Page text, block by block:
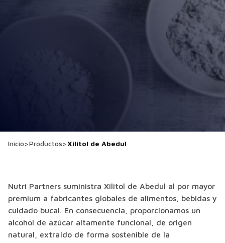
Inicio>Productos>Xilitol de Abedul
Nutri Partners suministra Xilitol de Abedul al por mayor
premium a fabricantes globales de alimentos, bebidas y
cuidado bucal. En consecuencia, proporcionamos un
alcohol de azúcar altamente funcional, de origen
natural, extraído de forma sostenible de la